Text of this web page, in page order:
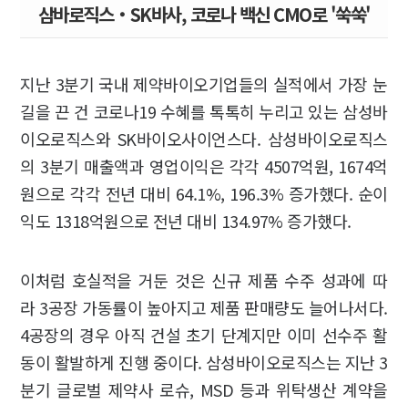
삼바로직스‧SK바사, 코로나 백신 CMO로 '쑥쑥'
지난 3분기 국내 제약바이오기업들의 실적에서 가장 눈
길을 끈 건 코로나19 수혜를 톡톡히 누리고 있는 삼성바
이오로직스와 SK바이오사이언스다. 삼성바이오로직스
의 3분기 매출액과 영업이익은 각각 4507억원, 1674억
원으로 각각 전년 대비 64.1%, 196.3% 증가했다. 순이
익도 1318억원으로 전년 대비 134.97% 증가했다.
이처럼 호실적을 거둔 것은 신규 제품 수주 성과에 따
라 3공장 가동률이 높아지고 제품 판매량도 늘어나서다.
4공장의 경우 아직 건설 초기 단계지만 이미 선수주 활
동이 활발하게 진행 중이다. 삼성바이오로직스는 지난 3
분기 글로벌 제약사 로슈, MSD 등과 위탁생산 계약을